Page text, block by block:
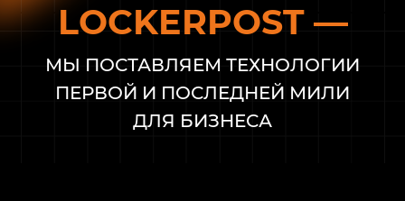
МЫ ПОСТАВЛЯЕМ ТЕХНОЛОГИИ
ПЕРВОЙ И ПОСЛЕДНЕЙ МИЛИ
ДЛЯ БИЗНЕСА
LOCKERPOST —